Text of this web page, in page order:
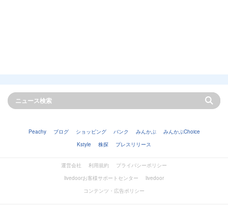
Peachy ブログ ショッピング バンク みんかぶ
みんかぶChoice
Kstyle
株探 プレスリリース
運営会社 利用規約
プライバシーポリシー
livedoorお客様サポートセンター
livedoor
コンテンツ・広告ポリシー